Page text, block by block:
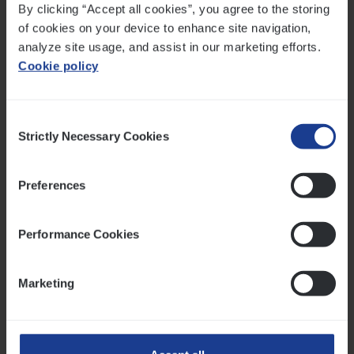
By clicking “Accept all cookies”, you agree to the storing
of cookies on your device to enhance site navigation,
analyze site usage, and assist in our marketing efforts.
Cookie policy
Selection
Strictly Necessary Cookies
Preferences
Performance Cookies
Marketing
verzekeringsportefeuille nauwlettend samen zodat je
enkel betaalt voor de dekking die voor jou en je
familie relevant is. Zo ben je zeker dat je niet onder-
of oververzekerd bent, maar precies de juiste
Fami­li­a­le verzekering
aansprakelijkheid bij schade aan derden. Kort
huisdier schade toebrengt aan een ander